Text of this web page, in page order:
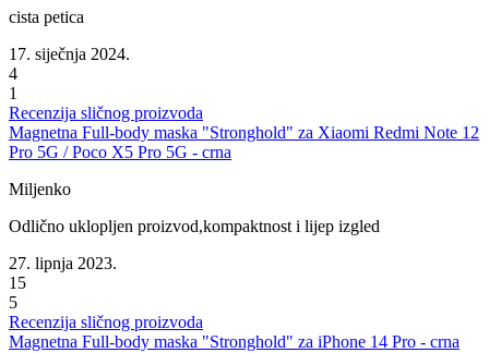
cista petica
17. siječnja 2024.
4
1
Recenzija sličnog proizvoda
Magnetna Full-body maska "Stronghold" za Xiaomi Redmi Note 12
Pro 5G / Poco X5 Pro 5G - crna
Miljenko
Odlično uklopljen proizvod,kompaktnost i lijep izgled
27. lipnja 2023.
15
5
Recenzija sličnog proizvoda
Magnetna Full-body maska "Stronghold" za iPhone 14 Pro - crna